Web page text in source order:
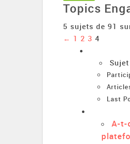
Topics
5 sujets de 91
← 1 2 3 4
Sujet
Last
A-t-